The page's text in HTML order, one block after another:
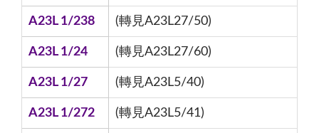
A23L 1/238 (轉見A23L27/50)
A23L 1/24 (轉見A23L27/60)
A23L 1/27 (轉見A23L5/40)
A23L 1/272 (轉見A23L5/41)